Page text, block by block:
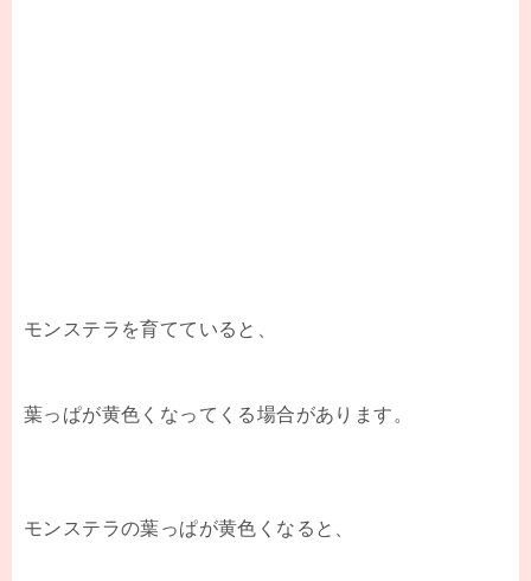
モンステラを育てていると、
葉っぱが黄色くなってくる場合があります。
モンステラの葉っぱが黄色くなると、